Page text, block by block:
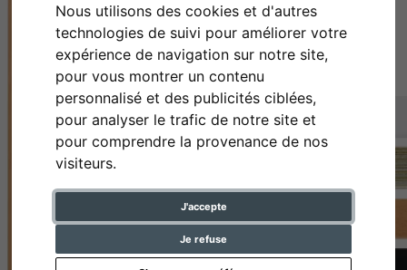
Nous utilisons des cookies et d'autres
technologies de suivi pour améliorer votre
expérience de navigation sur notre site,
pour vous montrer un contenu
personnalisé et des publicités ciblées,
pour analyser le trafic de notre site et
pour comprendre la provenance de nos
visiteurs.
J'accepte
Je refuse
Retour